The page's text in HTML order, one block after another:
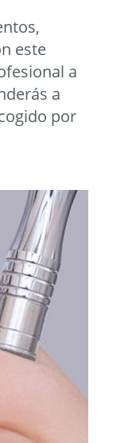
este
a
a
por